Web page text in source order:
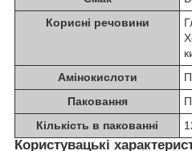
Корисні речовини
Амінокислоти
Паковання
Кількість в пакованні
Користувацькі